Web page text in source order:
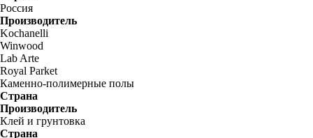
Россия
Производитель
Kochanelli
Winwood
Lab Arte
Royal Parket
Каменно-полимерные полы
Страна
Производитель
Клей и грунтовка
Страна